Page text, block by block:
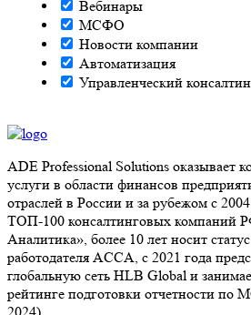
Вебинары
МСФО
Новости компании
Автоматизация
Управленческий
ADE Professional Solutions оказывает
услуги в области финансов
отраслей в России и за рубежом с
ТОП-100 консалтинговых компаний
Аналитика», более 10 лет носит
работодателя ACCA, с 2021 года
глобальную сеть HLB Global и
рейтинге подготовки отчетности